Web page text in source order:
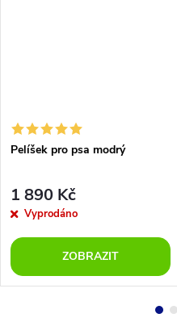
Pelíšek pro psa modrý
1 890 Kč
Vyprodáno
ZOBRAZIT